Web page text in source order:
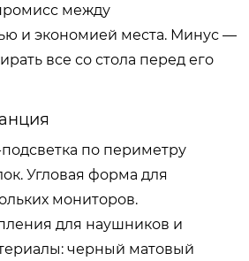
между
и экономией места. Минус —
все со стола перед его
по периметру
Угловая форма для
мониторов.
для наушников и
черный матовый